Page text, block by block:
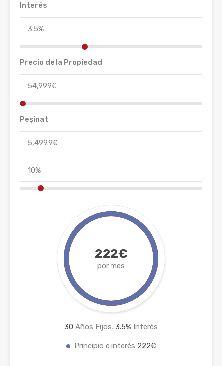
Interés
Precio de la Propiedad
Peşinat
222€
por mes
30 Años Fijos, 3.5% Interés
Principio e interés 222€